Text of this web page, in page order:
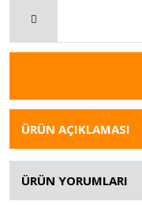
ÜRÜN AÇIKLAMASI
ÜRÜN YORUMLARI